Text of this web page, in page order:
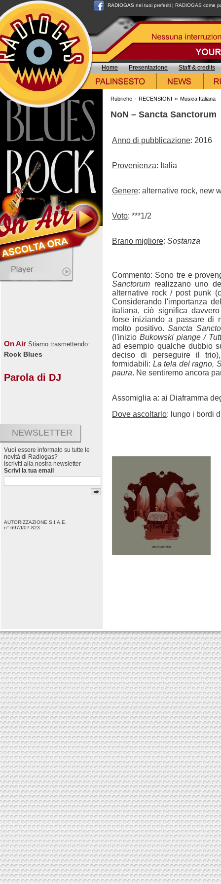
RADIOGAS nei tuoi preferiti | RADIOGAS come
Home Presentazione Staff & credits
On Air Stiamo trasmettendo:
Rock Blues
Parola di DJ
NEWSLETTER
Vuoi essere informato su tutte le
novità di Radiogas?
Iscriviti alla nostra newsletter
Scrivi la tua email
AUTORIZZAZIONE S.I.A.E.
n° 697/I/07-823
Rubriche - RECENSIONI » Musica Italiana
NoN – Sancta Sanctorum
Anno di pubblicazione: 2016
Provenienza: Italia
Genere: alternative rock, new
Voto: ***1/2
Brano migliore: Sostanza
Commento: Sono tre e
Sanctorum realizzano uno
alternative rock / post punk
Considerando l'importanza
italiana, ciò significa
forse iniziando a passare di
molto positivo. Sancta
(l'inizio Bukowski piange /
ad esempio qualche dubbio
deciso di perseguire il
formidabili: La tela del ragno,
paura. Ne sentiremo ancora
Assomiglia a: ai Diaframma
Dove ascoltarlo: lungo i bordi